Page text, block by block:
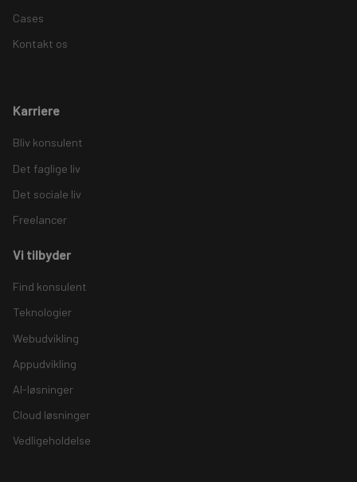
Cases
Kontakt os
Karriere
Bliv konsulent
Det faglige liv
Det sociale liv
Freelancer
Vi tilbyder
Find konsulent
Teknologier
Webudvikling
Appudvikling
AI-løsninger
Cloud løsninger
Vedligeholdelse